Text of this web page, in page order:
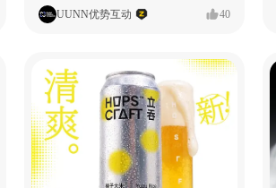
UUNN优势互动 40